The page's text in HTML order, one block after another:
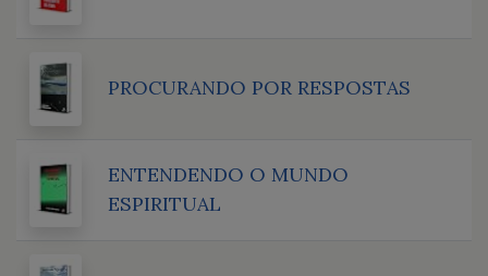
PROCURANDO POR RESPOSTAS
ENTENDENDO O MUNDO
ESPIRITUAL